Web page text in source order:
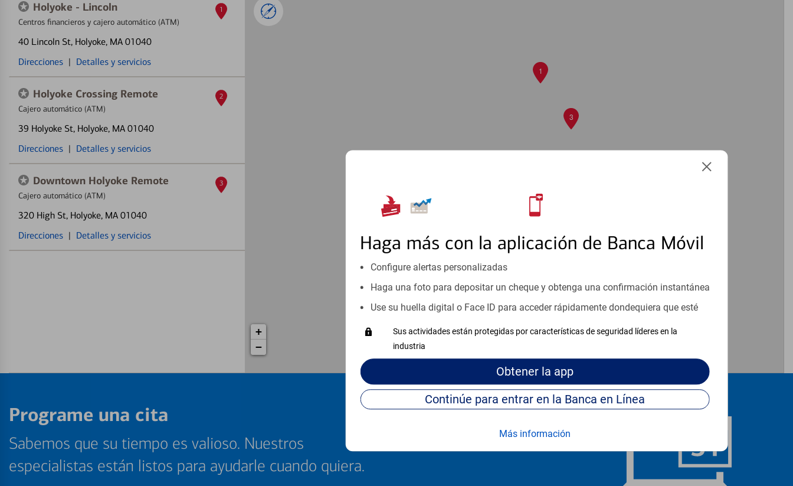
Haga más con la aplicación de Banca Móvil
Configure alertas personalizadas
Haga una foto para depositar un cheque y obtenga una confirmación instantánea
Use su huella digital o Face ID para acceder rápidamente dondequiera que esté
Sus actividades están protegidas por características de seguridad líderes en la
industria
Obtener la app
Continúe para entrar en la Banca en Línea
Más información
Holyoke - Lincoln
Centros financieros y cajero automático (ATM)
40 Lincoln St, Holyoke, MA 01040
Direcciones | Detalles y servicios
1
Holyoke Crossing Remote
Cajero automático (ATM)
39 Holyoke St, Holyoke, MA 01040
Direcciones | Detalles y servicios
2
Downtown Holyoke Remote
Cajero automático (ATM)
320 High St, Holyoke, MA 01040
Direcciones | Detalles y servicios
3
1
2
3
+
−
Programe una cita
Sabemos que su tiempo es valioso. Nuestros
especialistas están listos para ayudarle cuando quiera.